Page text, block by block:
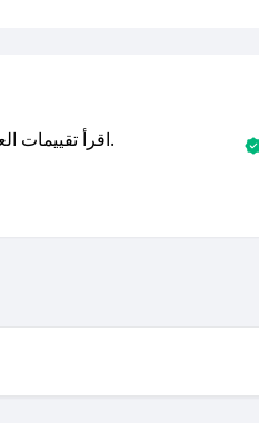
اقرأ تقييمات العملاء الأصلية والتقييمات من المشترين المتحققين. اكتشف ما يعتقده المستخدمون الحقيقيون حول خدمتنا وتعلم من تجاربهم.